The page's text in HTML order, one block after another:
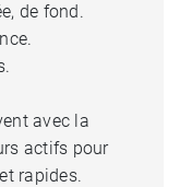
de fond.
avec la
actifs pour
rapides.